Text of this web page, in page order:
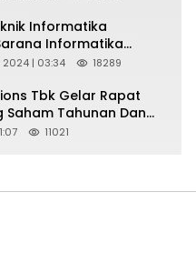
Informatika
Informatika
Pemanfaatan
UMKM
Bojong Gede
| 03:34 18289
Tbk Gelar Rapat
Saham Tahunan Dan
Di Jakarta
11021